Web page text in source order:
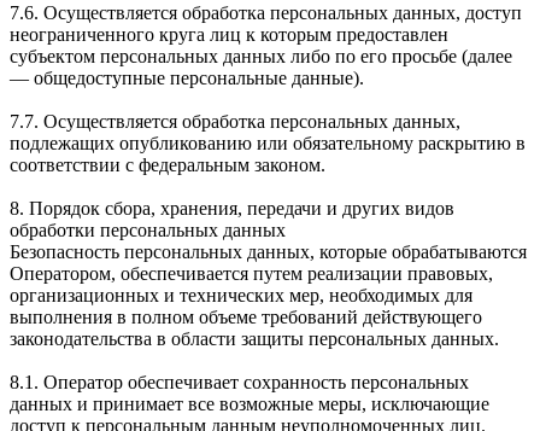
7.6. Осуществляется обработка персональных данных, доступ
неограниченного круга лиц к которым предоставлен
субъектом персональных данных либо по его просьбе (далее
— общедоступные персональные данные).
7.7. Осуществляется обработка персональных данных,
подлежащих опубликованию или обязательному раскрытию в
соответствии с федеральным законом.
8. Порядок сбора, хранения, передачи и других видов
обработки персональных данных
Безопасность персональных данных, которые обрабатываются
Оператором, обеспечивается путем реализации правовых,
организационных и технических мер, необходимых для
выполнения в полном объеме требований действующего
законодательства в области защиты персональных данных.
8.1. Оператор обеспечивает сохранность персональных
данных и принимает все возможные меры, исключающие
доступ к персональным данным неуполномоченных лиц.